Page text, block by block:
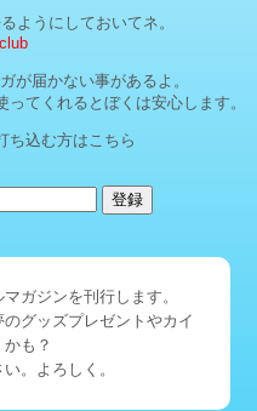
ようにしておいてネ。
が届かない事があるよ。
てくれるとぼくは安心します。
ち込む方はこちら
登録
ガジンを刊行します。
グッズプレゼントやカイ
も？
。よろしく。